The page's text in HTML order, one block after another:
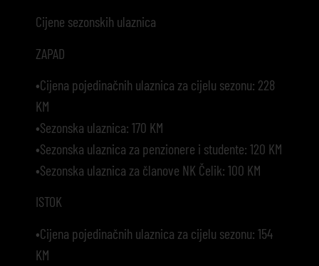
Cijene sezonskih ulaznica
ZAPAD
•Cijena pojedinačnih ulaznica za cijelu sezonu: 228
KM
•Sezonska ulaznica: 170 KM
•Sezonska ulaznica za penzionere i studente: 120 KM
•Sezonska ulaznica za članove NK Čelik: 100 KM
ISTOK
•Cijena pojedinačnih ulaznica za cijelu sezonu: 154
KM